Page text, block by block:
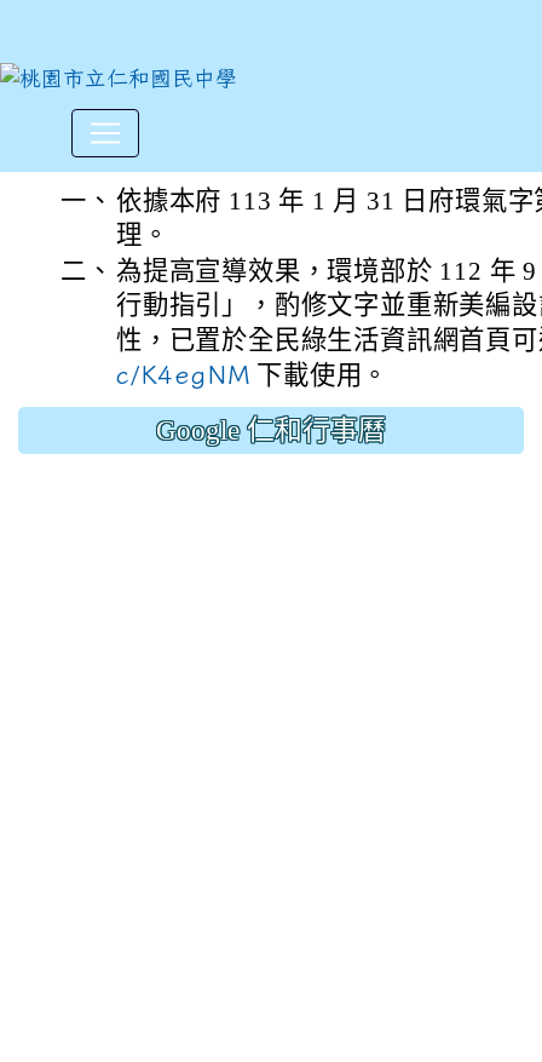
環境部「淨零綠生活行動指引
一、 依據本府 113 年 1 月 31 日府環氣
理。
二、 為提高宣導效果，環境部於 112 年
行動指引」，酌修文字並重新美編
性，已置於全民綠生活資訊網首頁
c/K4egNM 下載使用。
Google 仁和行事曆